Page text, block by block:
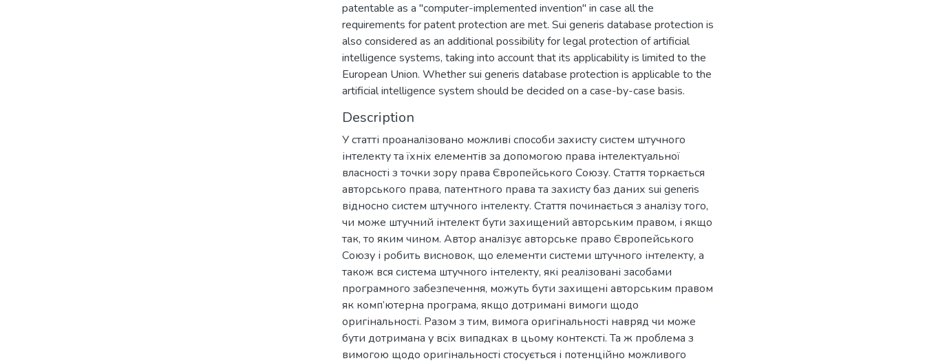
patentable as a "computer-implemented invention" in case all the
requirements for patent protection are met. Sui generis database protection is
also considered as an additional possibility for legal protection of artificial
intelligence systems, taking into account that its applicability is limited to the
European Union. Whether sui generis database protection is applicable to the
artificial intelligence system should be decided on a case-by-case basis.
Description
У статті проаналізовано можливі способи захисту систем штучного
інтелекту та їхніх елементів за допомогою права інтелектуальної
власності з точки зору права Європейського Союзу. Стаття торкається
авторського права, патентного права та захисту баз даних sui generis
відносно систем штучного інтелекту. Стаття починається з аналізу того,
чи може штучний інтелект бути захищений авторським правом, і якщо
так, то яким чином. Автор аналізує авторське право Європейського
Союзу і робить висновок, що елементи системи штучного інтелекту, а
також вся система штучного інтелекту, які реалізовані засобами
програмного забезпечення, можуть бути захищені авторським правом
як комп’ютерна програма, якщо дотримані вимоги щодо
оригінальності. Разом з тим, вимога оригінальності навряд чи може
бути дотримана у всіх випадках в цьому контексті. Та ж проблема з
вимогою щодо оригінальності стосується і потенційно можливого